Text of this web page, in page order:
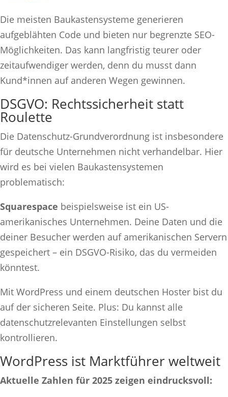
Die meisten Baukastensysteme generieren
aufgeblähten Code und bieten nur begrenzte SEO-
Möglichkeiten. Das kann langfristig teurer oder
zeitaufwendiger werden, denn du musst dann
Kund*innen auf anderen Wegen gewinnen.
DSGVO: Rechtssicherheit statt
Roulette
Die Datenschutz-Grundverordnung ist insbesondere
für deutsche Unternehmen nicht verhandelbar. Hier
wird es bei vielen Baukastensystemen
problematisch:
Squarespace beispielsweise ist ein US-
amerikanisches Unternehmen. Deine Daten und die
deiner Besucher werden auf amerikanischen Servern
gespeichert – ein DSGVO-Risiko, das du vermeiden
könntest.
Mit WordPress und einem deutschen Hoster bist du
auf der sicheren Seite. Plus: Du kannst alle
datenschutzrelevanten Einstellungen selbst
kontrollieren.
WordPress ist Marktführer weltweit
Aktuelle Zahlen für 2025 zeigen eindrucksvoll: